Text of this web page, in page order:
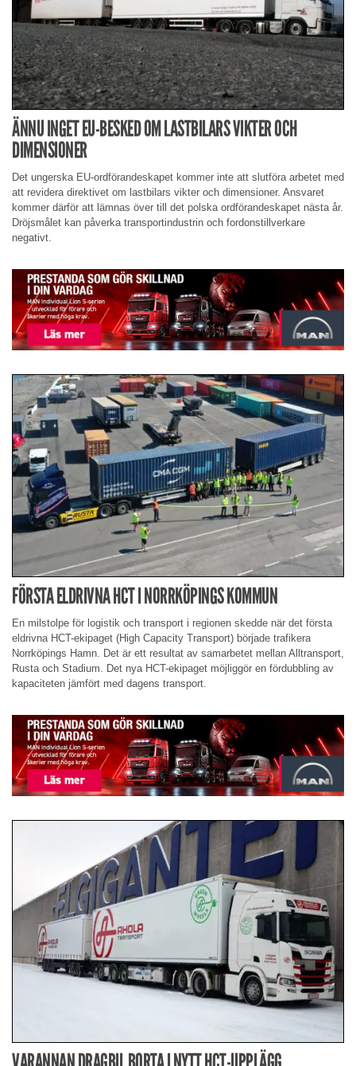
ÄNNU INGET EU-BESKED OM LASTBILARS VIKTER OCH
DIMENSIONER
Det ungerska EU-ordförandeskapet kommer inte att slutföra arbetet med
att revidera direktivet om lastbilars vikter och dimensioner. Ansvaret
kommer därför att lämnas över till det polska ordförandeskapet nästa år.
Dröjsmålet kan påverka transportindustrin och fordonstillverkare
negativt.
FÖRSTA ELDRIVNA HCT I NORRKÖPINGS KOMMUN
En milstolpe för logistik och transport i regionen skedde när det första
eldrivna HCT-ekipaget (High Capacity Transport) började trafikera
Norrköpings Hamn. Det är ett resultat av samarbetet mellan Alltransport,
Rusta och Stadium. Det nya HCT-ekipaget möjliggör en fördubbling av
kapaciteten jämfört med dagens transport.